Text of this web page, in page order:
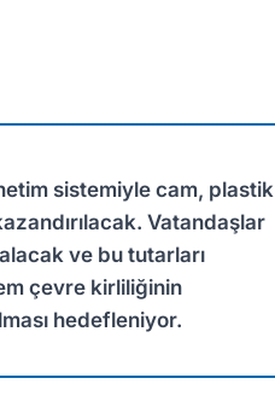
sistemiyle cam, plastik
Vatandaşlar
ve bu tutarları
çevre kirliliğinin
hedefleniyor.